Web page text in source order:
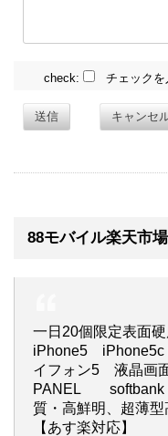
check: チェックを
送信 キャンセ
88モバイル楽天市
一日20個限定表面
iPhone5 iPhone5c
イフォン5 液晶画
PANEL softbank
質・高鮮明、超薄型
【あす楽対応】